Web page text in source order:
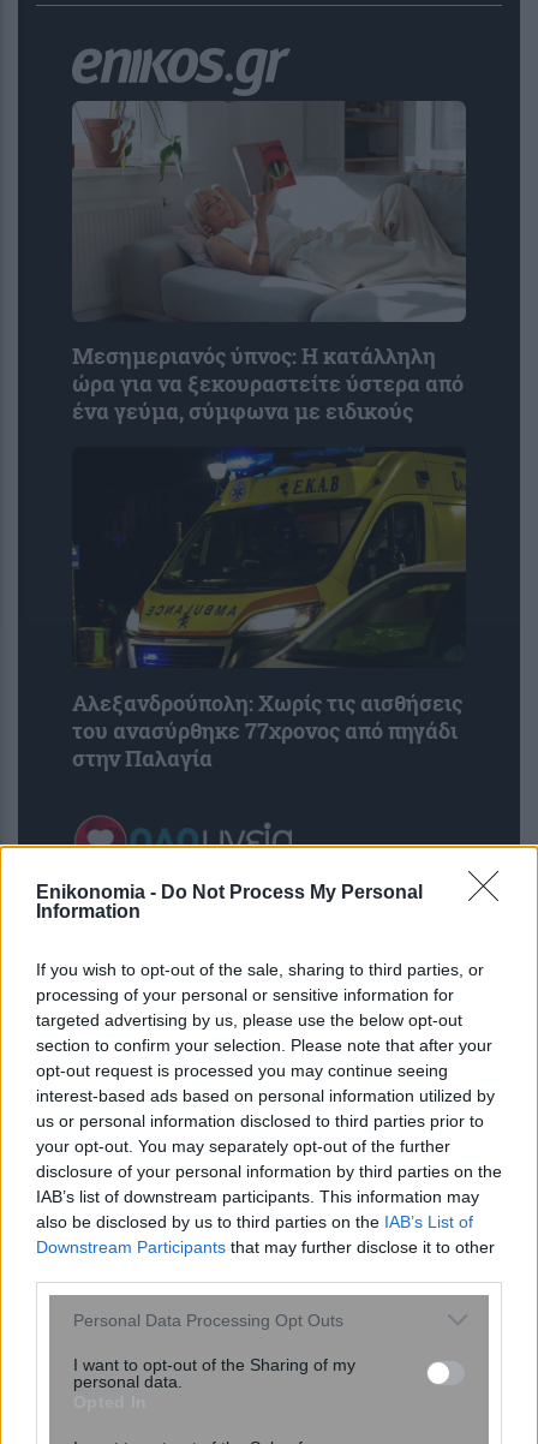
Enikonomia - Do Not Process My Personal
Information
If you wish to opt-out of the sale, sharing to third parties, or
processing of your personal or sensitive information for
targeted advertising by us, please use the below opt-out
section to confirm your selection. Please note that after your
opt-out request is processed you may continue seeing
interest-based ads based on personal information utilized by
us or personal information disclosed to third parties prior to
your opt-out. You may separately opt-out of the further
disclosure of your personal information by third parties on the
IAB’s list of downstream participants. This information may
also be disclosed by us to third parties on the IAB’s List of
Downstream Participants that may further disclose it to other
Please note that this website/app uses one or more Google
not limited to your visit or usage behaviour. You may click to
grant or deny consent to Google and its third-party tags to
Personal Data Processing Opt Outs
I want to opt-out of the Sharing of my
personal data.
Μεσημεριανός ύπνος: Η κατάλληλη
ώρα για να ξεκουραστείτε ύστερα από
ένα γεύμα, σύμφωνα με ειδικούς
Αλεξανδρούπολη: Χωρίς τις αισθήσεις
του ανασύρθηκε 77χρονος από πηγάδι
στην Παλαγία
Σκανδιναβικό bob: Το καρέ που κάνει
τα λεπτά μαλλιά να δείχνουν πιο
πλούσια – Το προτιμούν celebrities